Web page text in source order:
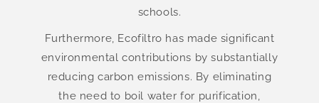
schools.
Furthermore, Ecofiltro has made significant
environmental contributions by substantially
reducing carbon emissions. By eliminating
the need to boil water for purification,